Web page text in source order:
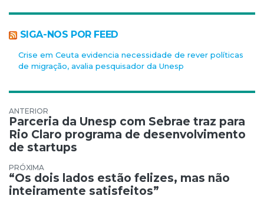
SIGA-NOS POR FEED
Crise em Ceuta evidencia necessidade de rever políticas
de migração, avalia pesquisador da Unesp
Navegação de Post
Parceria da Unesp com Sebrae traz para
Rio Claro programa de desenvolvimento
de startups
“Os dois lados estão felizes, mas não
inteiramente satisfeitos”